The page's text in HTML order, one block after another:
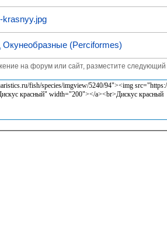
krasnyy.jpg
(Perciformes)
на форум или сайт, разместите следующий